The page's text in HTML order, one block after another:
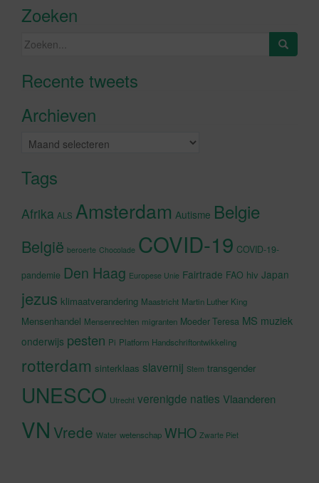
Zoeken
Zoeken
Recente tweetsKlik om marketing cookies te
Archieven
Archieven
Tags
Afrika ALS Amsterdam Autisme Belgie
België beroerte Chocolade COVID-19 COVID-19-
pandemie Den Haag Europese Unie Fairtrade FAO hiv Japan
jezus klimaatverandering Maastricht Martin Luther King
Mensenhandel Mensenrechten migranten Moeder Teresa MS muziek
onderwijs pesten Pi Platform Handschriftontwikkeling
rotterdam sinterklaas slavernij Stem transgender
UNESCO Utrecht verenigde naties Vlaanderen
VN Vrede Water wetenschap WHO Zwarte Piet